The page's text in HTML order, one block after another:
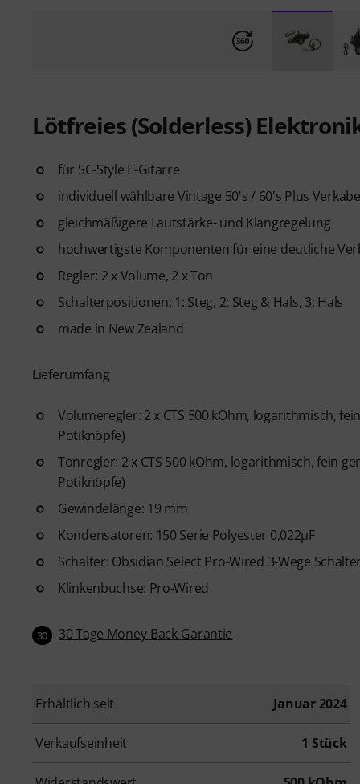
Lötfreies (Solderless)
für SC-Style E-Gitarre
individuell wählbare Vintage 50's / 60's Plus
gleichmäßigere Lautstärke- und Klangregelung
hochwertigste Komponenten für eine deutliche
Regler: 2 x Volume, 2 x Ton
Schalterpositionen: 1: Steg, 2: Steg & Hals, 3: Hals
made in New Zealand
Lieferumfang
Volumeregler: 2 x CTS 500 kOhm, logarithmisch,
Potiknöpfe)
Tonregler: 2 x CTS 500 kOhm, logarithmisch, fein
Potiknöpfe)
Gewindelänge: 19 mm
Kondensatoren: 150 Serie Polyester 0,022µF
Schalter: Obsidian Select Pro-Wired 3-Wege Schalter
Klinkenbuchse: Pro-Wired
30 30 Tage Money-Back-Garantie
Erhältlich seit Januar 2024
Verkaufseinheit 1 Stück